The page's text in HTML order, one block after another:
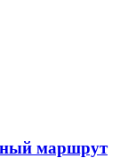
маршрут